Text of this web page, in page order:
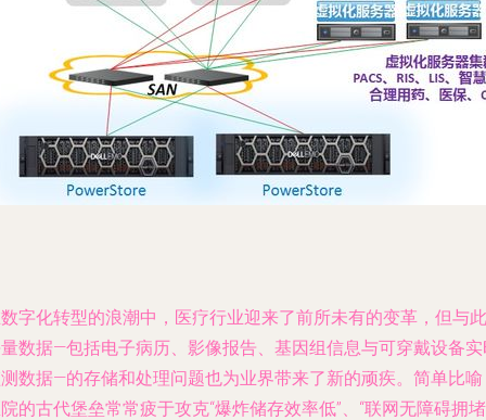
字化转型的浪潮中，医疗行业迎来了前所未有的变革，但与此
数据—包括电子病历、影像报告、基因组信息与可穿戴设备
数据—的存储和处理问题也为业界带来了新的顽疾。简单比
的古代堡垒常常疲于攻克“爆炸储存效率低”、“联网无障碍拥堵